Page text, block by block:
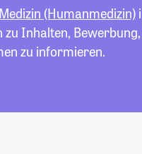
Medizin (Humanmedizin)
Inhalten,
zu informieren.